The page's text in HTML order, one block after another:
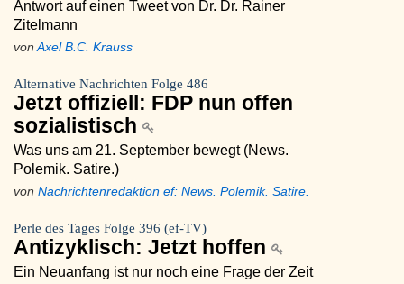
Antwort auf einen Tweet von Dr. Dr. Rainer
Zitelmann
von Axel B.C. Krauss
Alternative Nachrichten Folge 486
Jetzt offiziell: FDP nun offen
sozialistisch
Was uns am 21. September bewegt (News.
Polemik. Satire.)
von Nachrichtenredaktion ef: News. Polemik. Satire.
Perle des Tages Folge 396 (ef-TV)
Antizyklisch: Jetzt hoffen
Ein Neuanfang ist nur noch eine Frage der Zeit